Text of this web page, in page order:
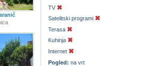
TV
Satelitski programi
Terasa
Kuhinja
Internet
Pogled: na vrt